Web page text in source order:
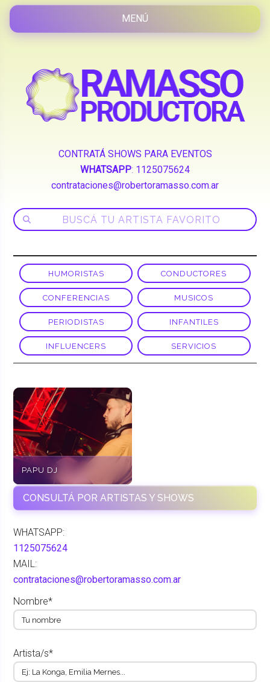
CONTRATÁ SHOWS PARA EVENTOS
WHATSAPP: 1125075624
contrataciones@robertoramasso.com.ar
HUMORISTAS CONDUCTORES
CONFERENCIAS MUSICOS
PERIODISTAS INFANTILES
INFLUENCERS SERVICIOS
PAPU DJ
CONSULTÁ POR ARTISTAS Y SHOWS
WHATSAPP:
1125075624
MAIL:
contrataciones@robertoramasso.com.ar
Nombre*
Artista/s*